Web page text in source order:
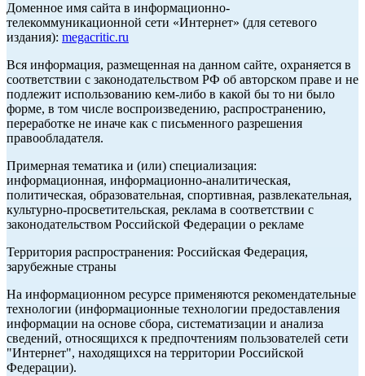
Доменное имя сайта в информационно-
телекоммуникационной сети «Интернет» (для сетевого
издания): megacritic.ru
Вся информация, размещенная на данном сайте, охраняется в
соответствии с законодательством РФ об авторском праве и не
подлежит использованию кем-либо в какой бы то ни было
форме, в том числе воспроизведению, распространению,
переработке не иначе как с письменного разрешения
правообладателя.
Примерная тематика и (или) специализация:
информационная, информационно-аналитическая,
политическая, образовательная, спортивная, развлекательная,
культурно-просветительская, реклама в соответствии с
законодательством Российской Федерации о рекламе
Территория распространения: Российская Федерация,
зарубежные страны
На информационном ресурсе применяются рекомендательные
технологии (информационные технологии предоставления
информации на основе сбора, систематизации и анализа
сведений, относящихся к предпочтениям пользователей сети
"Интернет", находящихся на территории Российской
Федерации).